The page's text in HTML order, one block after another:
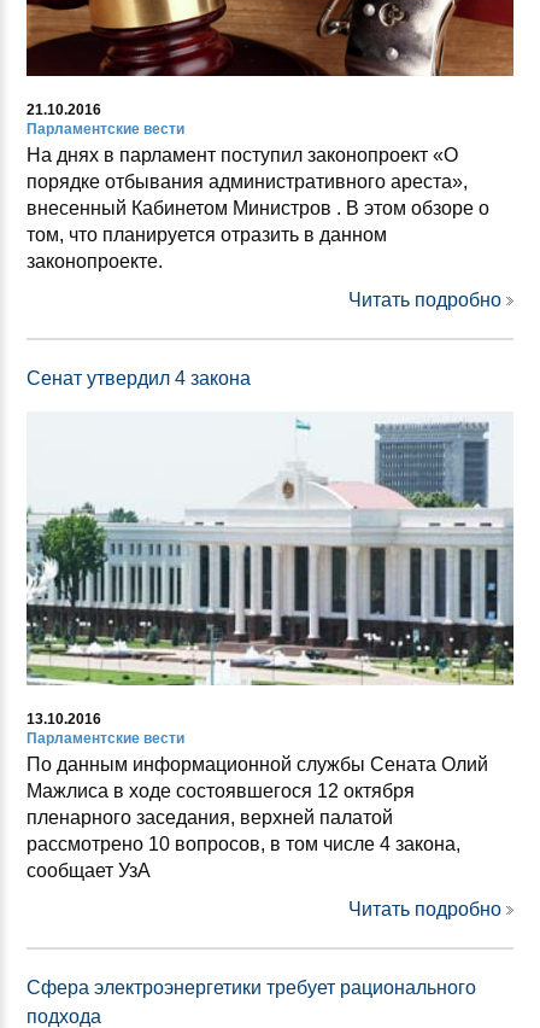
21.10.2016
Парламентские вести
На днях в парламент поступил законопроект «О
порядке отбывания административного ареста»,
внесенный Кабинетом Министров . В этом обзоре о
том, что планируется отразить в данном
законопроекте.
Читать подробно
Сенат утвердил 4 закона
13.10.2016
Парламентские вести
По данным информационной службы Сената Олий
Мажлиса в ходе состоявшегося 12 октября
пленарного заседания, верхней палатой
рассмотрено 10 вопросов, в том числе 4 закона,
сообщает УзА
Читать подробно
Сфера электроэнергетики требует рационального
подхода